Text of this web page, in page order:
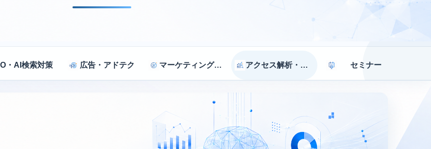
・AI検索対策 広告・アドテク マーケティング戦略 アクセス解析・効果測定 セミナー